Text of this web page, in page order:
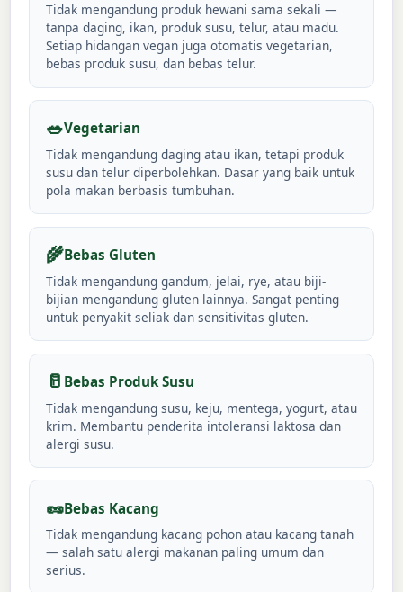
Tidak mengandung produk hewani sama sekali —
tanpa daging, ikan, produk susu, telur, atau madu.
Setiap hidangan vegan juga otomatis vegetarian,
bebas produk susu, dan bebas telur.
🥗Vegetarian
Tidak mengandung daging atau ikan, tetapi produk
susu dan telur diperbolehkan. Dasar yang baik untuk
pola makan berbasis tumbuhan.
🌾Bebas Gluten
Tidak mengandung gandum, jelai, rye, atau biji-
bijian mengandung gluten lainnya. Sangat penting
untuk penyakit seliak dan sensitivitas gluten.
🥛 Bebas Produk Susu
Tidak mengandung susu, keju, mentega, yogurt, atau
krim. Membantu penderita intoleransi laktosa dan
alergi susu.
🥜Bebas Kacang
Tidak mengandung kacang pohon atau kacang tanah
— salah satu alergi makanan paling umum dan
serius.